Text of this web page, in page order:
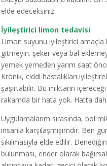
elde edeceksiniz.
İyileştirici limon tedavisi
Limon suyunu iyileştirici amaçla
gitmeyin. şeker veya bal
yemek yemeden yarım saat
Kronik, ciddi hastalıkları
şaşırtabilir. Bu miktarın
rakamda bir hata yok. Hatta
Uygulamalarım sırasında, bol
insanla karşılaşmışımdır. Ben
sıkılmasıyla elde edilir.
bulunması, ender olarak